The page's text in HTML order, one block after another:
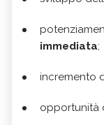
immediata;
incremento
opportunità